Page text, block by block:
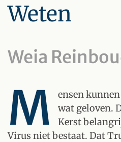
Weten
Weia
M
ensen
wat geloven.
Kerst
Virus niet bestaat. Dat